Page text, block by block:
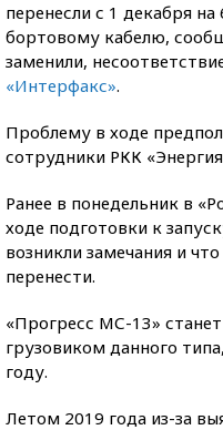
перенесли с 1 декабря
бортовому кабелю,
заменили,
«Интерфакс».
Проблему в ходе
сотрудники РКК
Ранее в понедельник в
ходе подготовки к
возникли замечания и
перенести.
«Прогресс МС-13»
грузовиком данного
году.
Летом 2019 года из-за